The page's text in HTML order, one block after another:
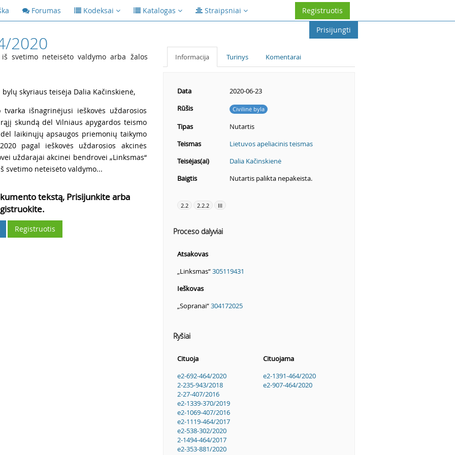
Forumas Kodeksai Katalogas Straipsniai
Registruotis
Prisijungti
2020
svetimo neteisėto valdymo arba žalos
skyriaus teisėja Dalia Kačinskienė,
išnagrinėjusi ieškovės uždarosios
skundą dėl Vilniaus apygardos teismo
laikinųjų apsaugos priemonių taikymo
pagal ieškovės uždarosios akcinės
uždarajai akcinei bendrovei „Linksmas“
svetimo neteisėto valdymo...
tekstą, Prisijunkite arba
Registruotis
Informacija Turinys Komentarai
Data
2020-06-23
Rūšis
Civilinė byla
Tipas
Nutartis
Teismas
Lietuvos apeliacinis teismas
Teisėjas(ai)
Dalia Kačinskienė
Baigtis
Nutartis palikta nepakeista.
2.2 2.2.2 III
Proceso dalyviai
Atsakovas
„Linksmas“305119431
Ieškovas
„Sopranai“304172025
Ryšiai
Cituoja
Cituojama
e2-692-464/2020
2-235-943/2018
2-27-407/2016
e2-1339-370/2019
e2-1069-407/2016
e2-1119-464/2017
e2-538-302/2020
2-1494-464/2017
e2-353-881/2020
e2-1391-464/2020
e2-907-464/2020